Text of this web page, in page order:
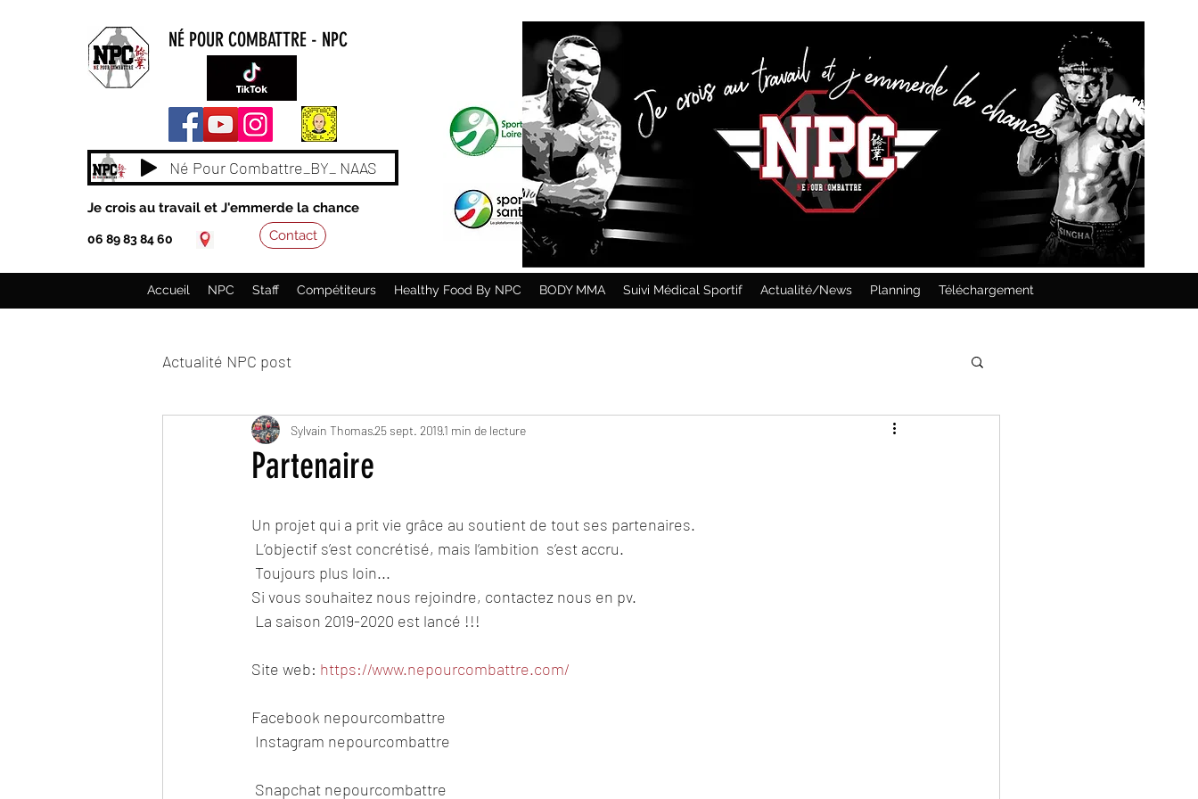
NÉ POUR COMBATTRE - NPC
Né Pour Combattre_BY_ NAAS
Je crois au travail et J'emmerde la chance
06 89 83 84 60 Contact
Accueil NPC Staff Compétiteurs Healthy Food By NPC BODY MMA Suivi Médical Sportif Actualité/News Planning Téléchargement
Actualité NPC post
Partenaire
Sylvain Thomas25 sept. 20191 min de lecture
Un projet qui a prit vie grâce au soutient de tout ses partenaires.
L’objectif s’est concrétisé, mais l’ambition  s’est accru.
Toujours plus loin...
Si vous souhaitez nous rejoindre, contactez nous en pv.
La saison 2019-2020 est lancé !!!
Site web: https://www.nepourcombattre.com/
Facebook nepourcombattre
Instagram nepourcombattre
Snapchat nepourcombattre